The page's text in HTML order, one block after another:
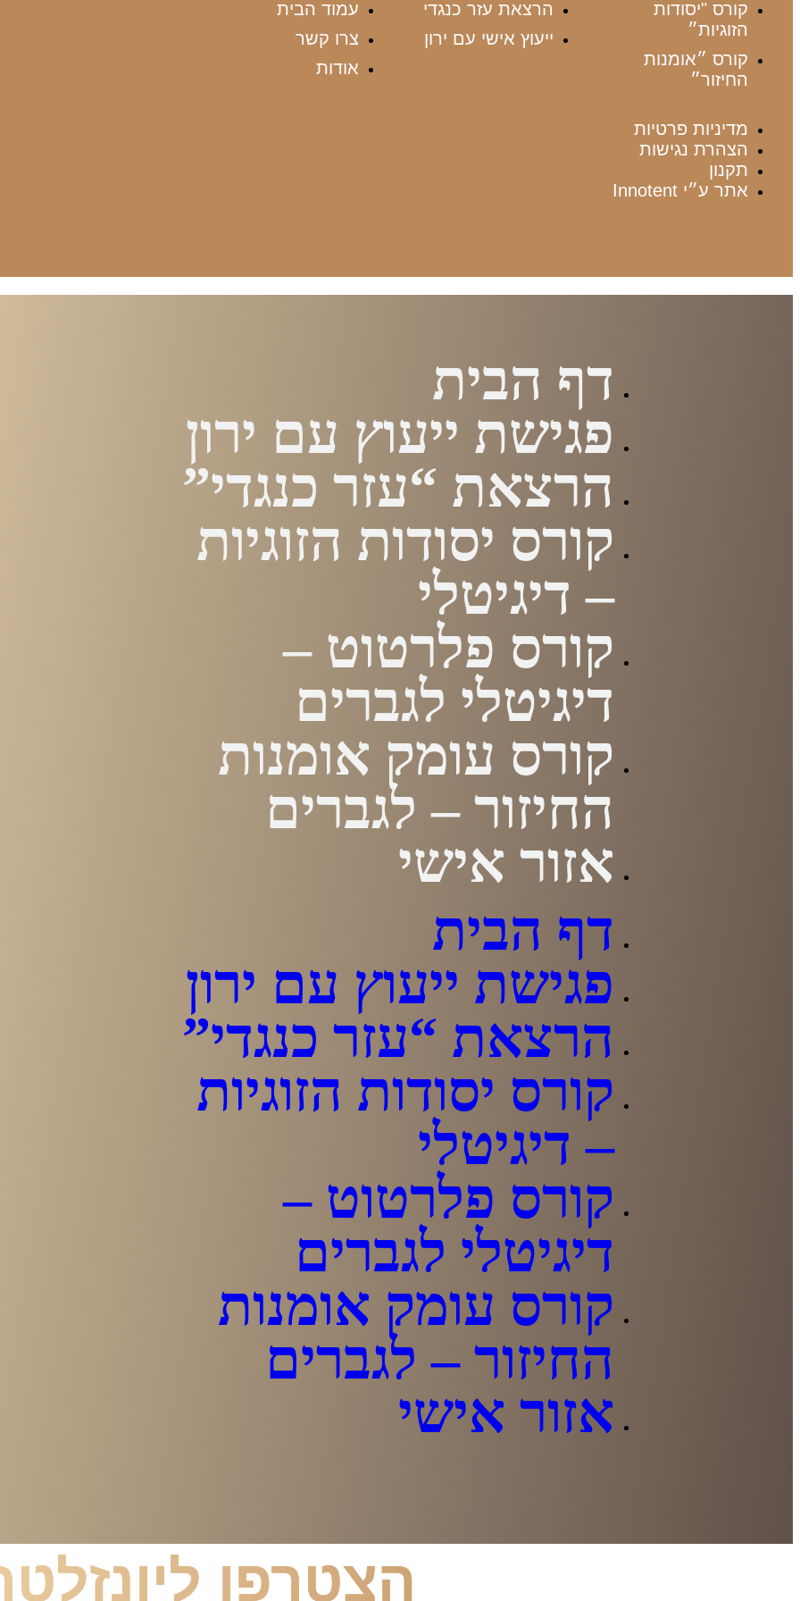
קורס "יסודות
הזוגיות״
קורס ״אומנות
החיזור״
הרצאת עזר כנגדי
ייעוץ אישי עם ירון
עמוד הבית
צרו קשר
אודות
מדיניות פרטיות
הצהרת נגישות
תקנון
אתר ע״י Innotent
דף הבית
פגישת ייעוץ עם ירון
הרצאת “עזר כנגדי”
קורס יסודות הזוגיות
– דיגיטלי
קורס פלרטוט –
דיגיטלי לגברים
קורס עומק אומנות
החיזור – לגברים
אזור אישי
דף הבית
פגישת ייעוץ עם ירון
הרצאת “עזר כנגדי”
קורס יסודות הזוגיות
– דיגיטלי
קורס פלרטוט –
דיגיטלי לגברים
קורס עומק אומנות
החיזור – לגברים
אזור אישי
הצטרפו